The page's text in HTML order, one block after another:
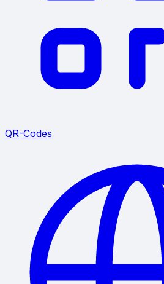
QR-Codes